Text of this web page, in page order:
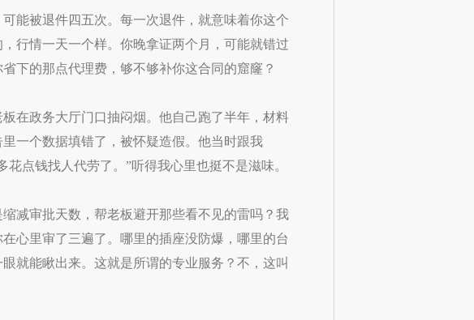
能被退件四五次。每一次退件，就意味着你这个
行情一天一个样。你晚拿证两个月，可能就错过
下的那点代理费，够不够补你这合同的窟窿？
在政务大厅门口抽闷烟。他自己跑了半年，材料
一个数据填错了，被怀疑造假。他当时跟我
点钱找人代劳了。”听得我心里也挺不是滋味。
减审批天数，帮老板避开那些看不见的雷吗？我
心里审了三遍了。哪里的插座没防爆，哪里的台
就能瞅出来。这就是所谓的专业服务？不，这叫